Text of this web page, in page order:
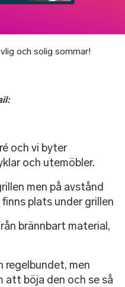
och solig sommar!
och vi byter
och utemöbler.
men på avstånd
plats under grillen
brännbart material,
regelbundet, men
att böja den och se så